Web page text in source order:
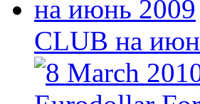
CLUB на